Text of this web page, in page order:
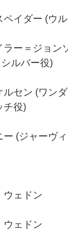
ペイダー (ウ
ラー＝ジョン
ルバー役)
ルセン (ワン
チ役)
ー (ジャーヴ
ウェドン
ウェドン